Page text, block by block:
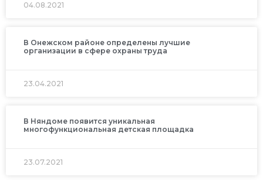
04.08.2021
В Онежском районе определены лучшие
организации в сфере охраны труда
23.04.2021
В Няндоме появится уникальная
многофункциональная детская площадка
23.07.2021